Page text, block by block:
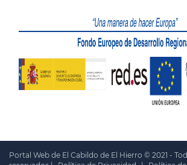
Portal Web de El Cabildo de El Hierro © 2021 -